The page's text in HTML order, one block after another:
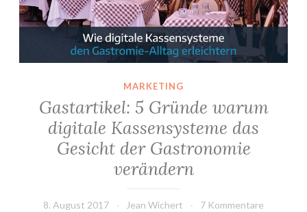
MARKETING
Gastartikel: 5 Gründe warum
digitale Kassensysteme das
Gesicht der Gastronomie
verändern
8. August 2017 Jean Wichert 7 Kommentare